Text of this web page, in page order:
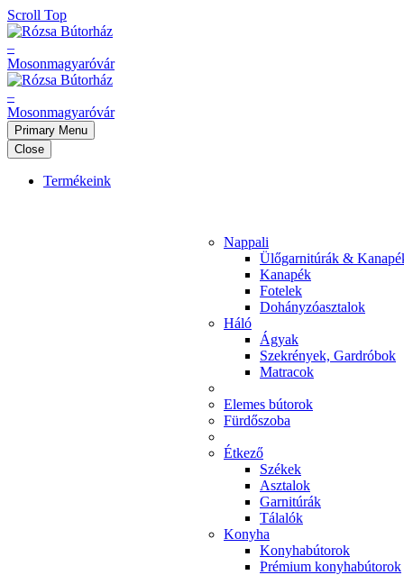
Scroll Top
Primary Menu
Close
Termékeink
Nappali
Ülőgarnitúrák &
Kanapék
Fotelek
Dohányzóasztalok
Háló
Ágyak
Szekrények, Gardróbok
Matracok
Elemes bútorok
Fürdőszoba
Étkező
Székek
Asztalok
Garnitúrák
Tálalók
Konyha
Konyhabútorok
Prémium konyhabútorok